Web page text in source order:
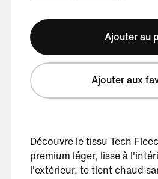
Ajouter au
Ajouter aux
Découvre le tissu Tech
premium léger, lisse à
l'extérieur, te tient chaud